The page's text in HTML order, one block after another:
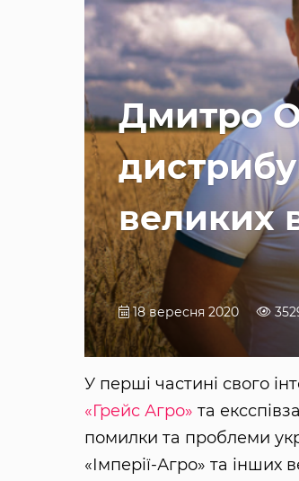
Дмитро
великих
18 вересня 2020
У перші частині свого
«Грейс Агро» та
помилки та проблеми
«Імперії-Агро» та інших